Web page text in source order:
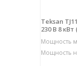
Teksan
230 В 8
Мощность
Мощность